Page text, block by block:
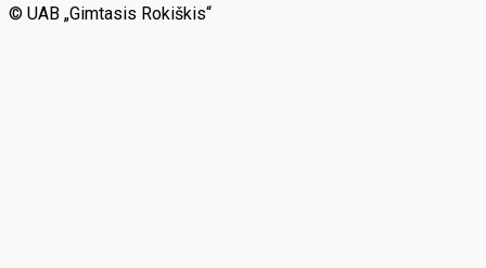
© UAB „Gimtasis Rokiškis“